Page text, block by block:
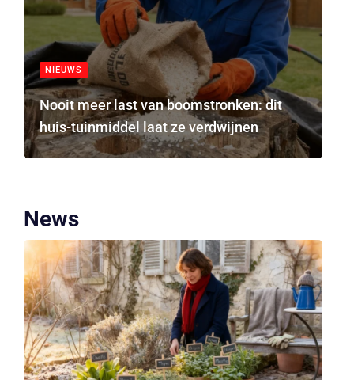
NIEUWS
Nooit meer last van boomstronken: dit
huis-tuinmiddel laat ze verdwijnen
News